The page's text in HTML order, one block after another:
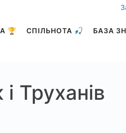
🏆 СПІЛЬНОТА 🎣 БАЗА
Труханів